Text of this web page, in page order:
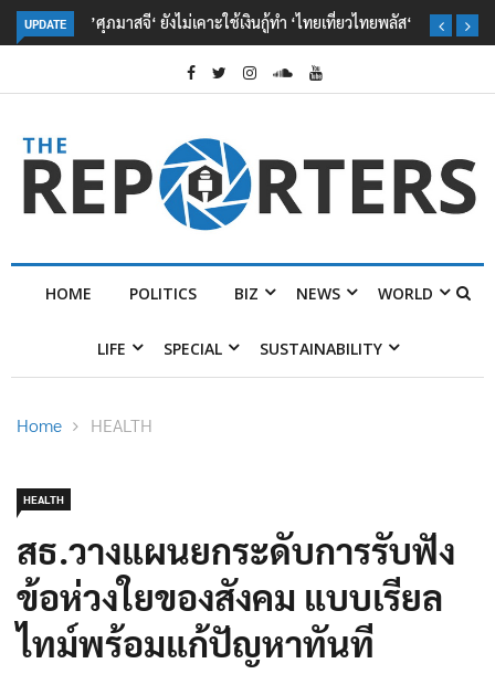
UPDATE ’ศุภมาสจี‘ ยังไม่เคาะใช้เงินกู้ทำ ‘ไทยเที่ยวไทยพลัส‘
HOME POLITICS BIZ NEWS WORLD
LIFE SPECIAL SUSTAINABILITY
Home HEALTH
HEALTH
สธ.วางแผนยกระดับการรับฟัง
ข้อห่วงใยของสังคม แบบเรียล
ไทม์พร้อมแก้ปัญหาทันที